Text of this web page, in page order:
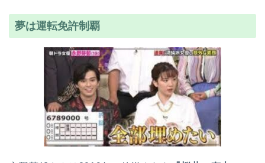
夢は運転免許制覇